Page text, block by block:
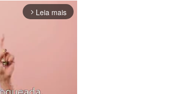
arrow_forward_ios Leia mais